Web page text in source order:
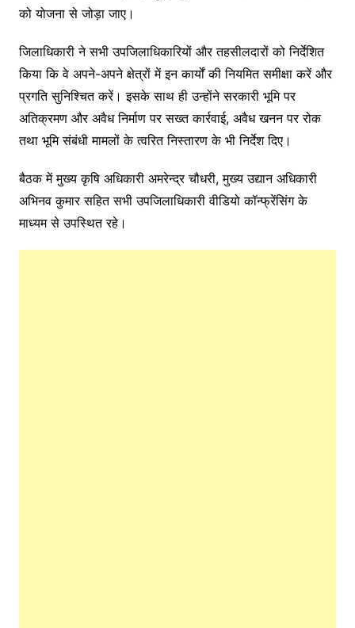
को योजना से जोड़ा जाए।
जिलाधिकारी ने सभी उपजिलाधिकारियों और तहसीलदारों को निर्देशित
किया कि वे अपने-अपने क्षेत्रों में इन कार्यों की नियमित समीक्षा करें और
प्रगति सुनिश्चित करें। इसके साथ ही उन्होंने सरकारी भूमि पर
अतिक्रमण और अवैध निर्माण पर सख्त कार्रवाई, अवैध खनन पर रोक
तथा भूमि संबंधी मामलों के त्वरित निस्तारण के भी निर्देश दिए।
बैठक में मुख्य कृषि अधिकारी अमरेन्द्र चौधरी, मुख्य उद्यान अधिकारी
अभिनव कुमार सहित सभी उपजिलाधिकारी वीडियो कॉन्फ्रेंसिंग के
माध्यम से उपस्थित रहे।